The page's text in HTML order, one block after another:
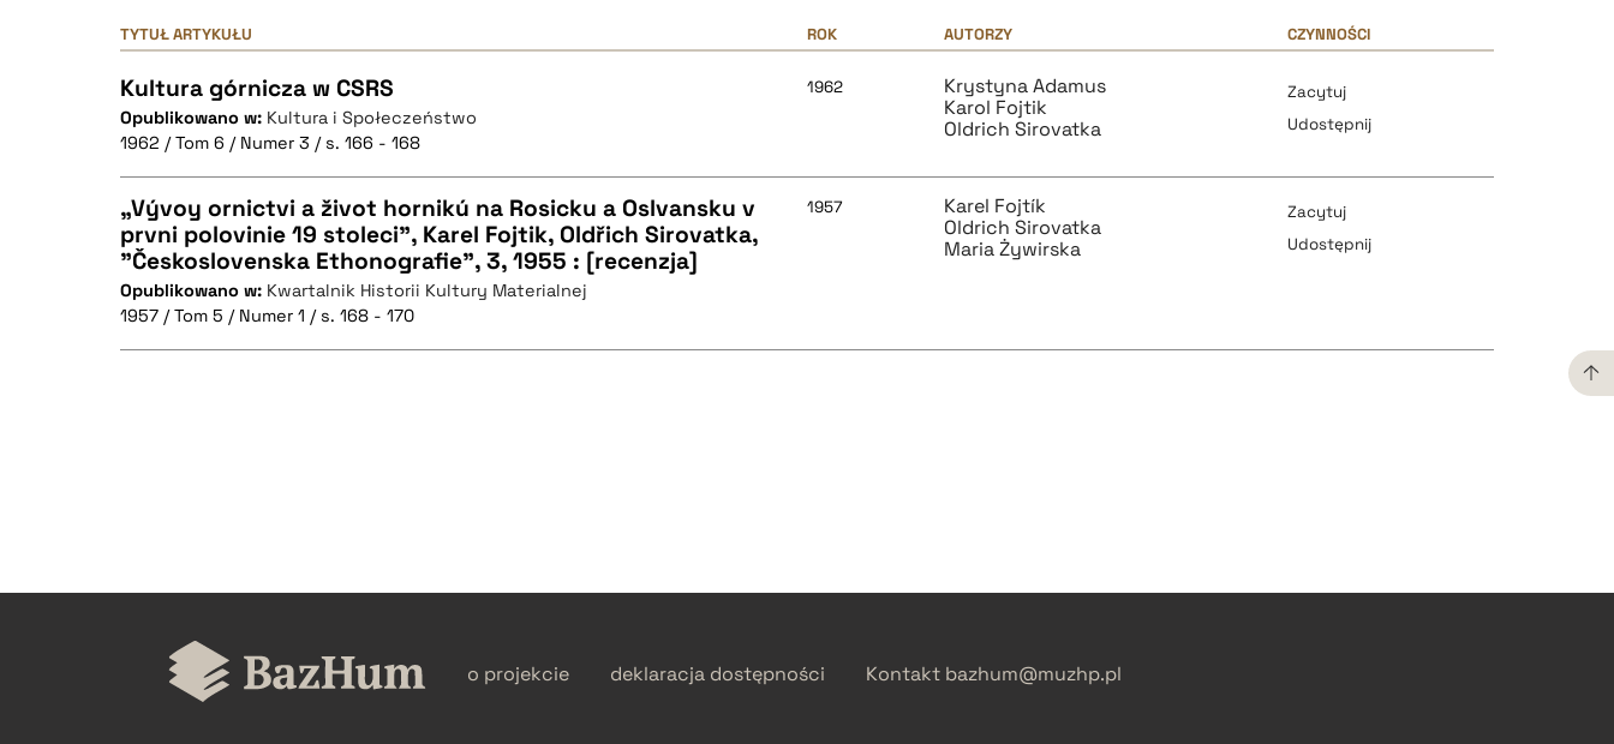
TYTUŁ ARTYKUŁU ROK AUTORZY CZYNNOŚCI
Kultura górnicza w CSRS
Opublikowano w: Kultura i Społeczeństwo
1962 / Tom 6 / Numer 3 / s. 166 - 168
1962
Krystyna Adamus
Karol Fojtik
Oldrich Sirovatka
Zacytuj
Udostępnij
CZYSTY TEKST
„Vývoy ornictvi a život hornikú na Rosicku a Oslvansku v
prvni polovinie 19 stoleci”, Karel Fojtik, Oldřich Sirovatka,
"Československa Ethonografie", 3, 1955 : [recenzja]
Opublikowano w: Kwartalnik Historii Kultury Materialnej
1957 / Tom 5 / Numer 1 / s. 168 - 170
1957
Karel Fojtík
Oldrich Sirovatka
Maria Żywirska
Zacytuj
Udostępnij
o projekcie deklaracja dostępności Kontakt bazhum@muzhp.pl